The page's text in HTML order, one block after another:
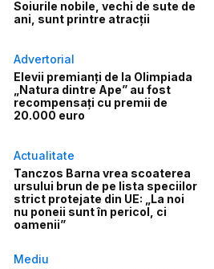
Soiurile nobile, vechi de sute de
ani, sunt printre atracții
Advertorial
Elevii premianți de la Olimpiada
„Natura dintre Ape” au fost
recompensați cu premii de
20.000 euro
Actualitate
Tanczos Barna vrea scoaterea
ursului brun de pe lista speciilor
strict protejate din UE: „La noi
nu poneii sunt în pericol, ci
oamenii”
Mediu